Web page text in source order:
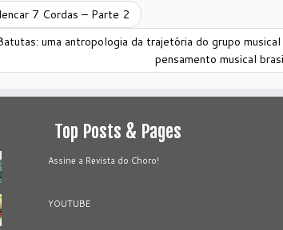
7 Cordas – Parte 2
uma antropologia da trajetória do grupo
pensamento musical
Top Posts & Pages
Assine a Revista do Choro!
YOUTUBE